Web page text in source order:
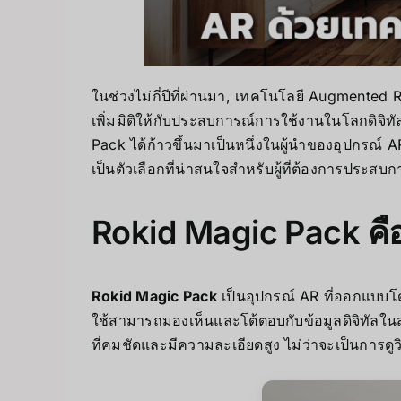
ในช่วงไม่กี่ปีที่ผ่านมา, เทคโนโลยี Augmented
เพิ่มมิติให้กับประสบการณ์การใช้งานในโลกดิจิ
Pack ได้ก้าวขึ้นมาเป็นหนึ่งในผู้นำของอุปกรณ์
เป็นตัวเลือกที่น่าสนใจสำหรับผู้ที่ต้องการประสบ
Rokid Magic Pack คื
Rokid Magic Packเป็นอุปกรณ์ AR ที่ออกแบบโ
ใช้สามารถมองเห็นและโต้ตอบกับข้อมูลดิจิทัลใ
ที่คมชัดและมีความละเอียดสูง ไม่ว่าจะเป็นการ